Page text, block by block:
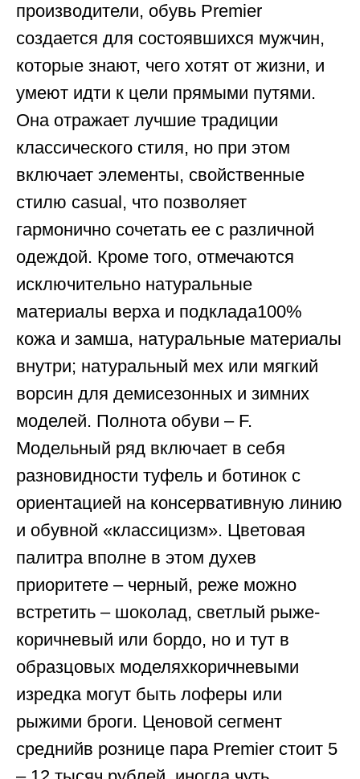
производители, обувь Premier
создается для состоявшихся мужчин,
которые знают, чего хотят от жизни, и
умеют идти к цели прямыми путями.
Она отражает лучшие традиции
классического стиля, но при этом
включает элементы, свойственные
стилю casual, что позволяет
гармонично сочетать ее с различной
одеждой. Кроме того, отмечаются
исключительно натуральные
материалы верха и подклада100%
кожа и замша, натуральные материалы
внутри; натуральный мех или мягкий
ворсин для демисезонных и зимних
моделей. Полнота обуви – F.
Модельный ряд включает в себя
разновидности туфель и ботинок с
ориентацией на консервативную линию
и обувной «классицизм». Цветовая
палитра вполне в этом духев
приоритете – черный, реже можно
встретить – шоколад, светлый рыже-
коричневый или бордо, но и тут в
образцовых моделяхкоричневыми
изредка могут быть лоферы или
рыжими броги. Ценовой сегмент
среднийв рознице пара Premier стоит 5